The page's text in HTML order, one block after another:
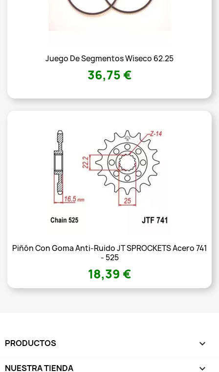
Juego De Segmentos Wiseco 62.25
36,75 €
Piñón Con Goma Anti-Ruido JT SPROCKETS Acero 741
- 525
18,39 €
PRODUCTOS 
NUESTRA TIENDA 